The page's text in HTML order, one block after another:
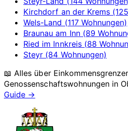
Kirchdorf an der Krems
Wels-Land (117 Wohnungen)
Braunau am Inn (89
Ried im Innkreis (88
Steyr (84 Wohnungen)
📖 Alles über
Genossenschaftswohnungen in
Guide →